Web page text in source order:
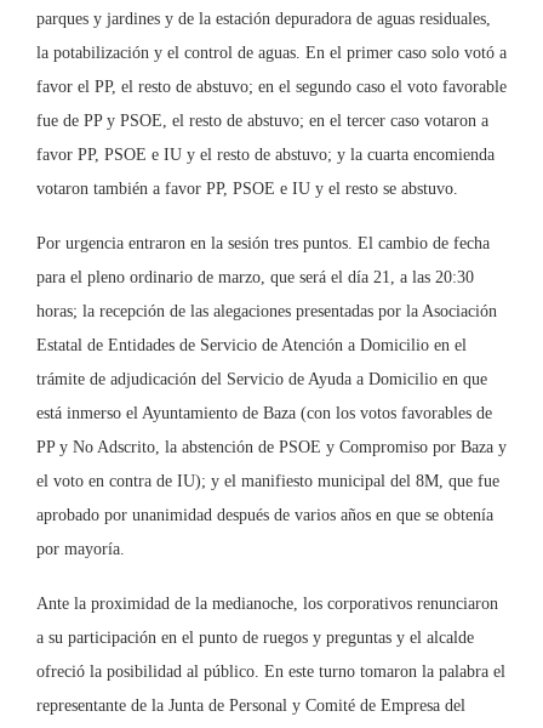
parques y jardines y de la estación depuradora de aguas residuales,
la potabilización y el control de aguas. En el primer caso solo votó a
favor el PP, el resto de abstuvo; en el segundo caso el voto favorable
fue de PP y PSOE, el resto de abstuvo; en el tercer caso votaron a
favor PP, PSOE e IU y el resto de abstuvo; y la cuarta encomienda
votaron también a favor PP, PSOE e IU y el resto se abstuvo.
Por urgencia entraron en la sesión tres puntos. El cambio de fecha
para el pleno ordinario de marzo, que será el día 21, a las 20:30
horas; la recepción de las alegaciones presentadas por la Asociación
Estatal de Entidades de Servicio de Atención a Domicilio en el
trámite de adjudicación del Servicio de Ayuda a Domicilio en que
está inmerso el Ayuntamiento de Baza (con los votos favorables de
PP y No Adscrito, la abstención de PSOE y Compromiso por Baza y
el voto en contra de IU); y el manifiesto municipal del 8M, que fue
aprobado por unanimidad después de varios años en que se obtenía
por mayoría.
Ante la proximidad de la medianoche, los corporativos renunciaron
a su participación en el punto de ruegos y preguntas y el alcalde
ofreció la posibilidad al público. En este turno tomaron la palabra el
representante de la Junta de Personal y Comité de Empresa del